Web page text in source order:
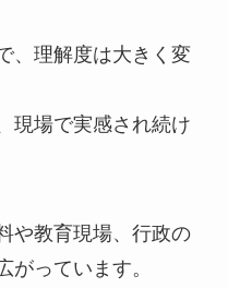
、理解度は大きく変
現場で実感され続け
や教育現場、行政の
がっています。